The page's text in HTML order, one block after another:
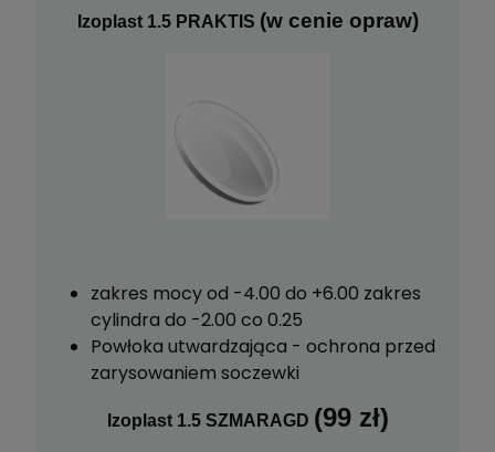
Izoplast 1.5 PRAKTIS (w cenie opraw)
zakres mocy od -4.00 do +6.00 zakres
cylindra do -2.00 co 0.25
Powłoka utwardzająca - ochrona przed
zarysowaniem soczewki
Izoplast 1.5 SZMARAGD (99 zł)